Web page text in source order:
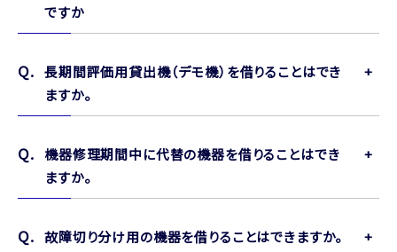
ですか
長期間評価用貸出機（デモ機）を借りることはでき
ますか。
機器修理期間中に代替の機器を借りることはでき
ますか。
故障切り分け用の機器を借りることはできますか。